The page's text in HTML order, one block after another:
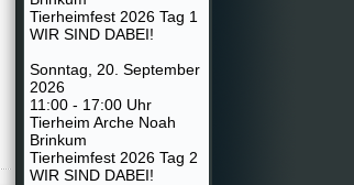
Tierheimfest 2026 Tag 1
WIR SIND DABEI!
Sonntag, 20. September
2026
11:00 - 17:00 Uhr
Tierheim Arche Noah
Brinkum
Tierheimfest 2026 Tag 2
WIR SIND DABEI!